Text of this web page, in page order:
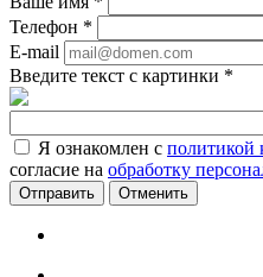
Телефон *
E-mail
Введите текст с картинки *
Я ознакомлен с политикой
согласие на обработку
Отменить